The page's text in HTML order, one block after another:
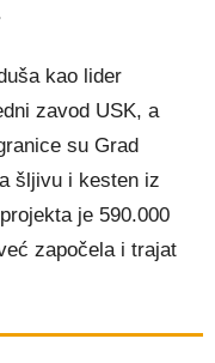
kao lider
zavod USK, a
su Grad
šljivu i kesten iz
je 590.000
započela i trajat